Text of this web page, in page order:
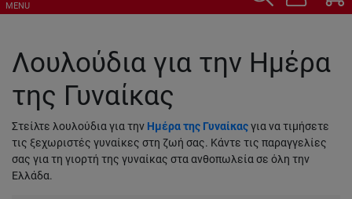
MENU
Λουλούδια για την Ημέρα
της Γυναίκας
Στείλτε λουλούδια για την Ημέρα της Γυναίκαςγια να τιμήσετε
τις ξεχωριστές γυναίκες στη ζωή σας. Κάντε τις παραγγελίες
σας για τη γιορτή της γυναίκας στα ανθοπωλεία σε όλη την
Ελλάδα.